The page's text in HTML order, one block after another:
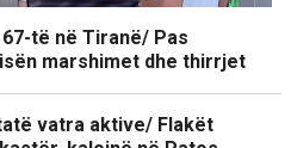
të në Tiranë/ Pas
marshimet dhe thirrjet
vatra aktive/ Flakët